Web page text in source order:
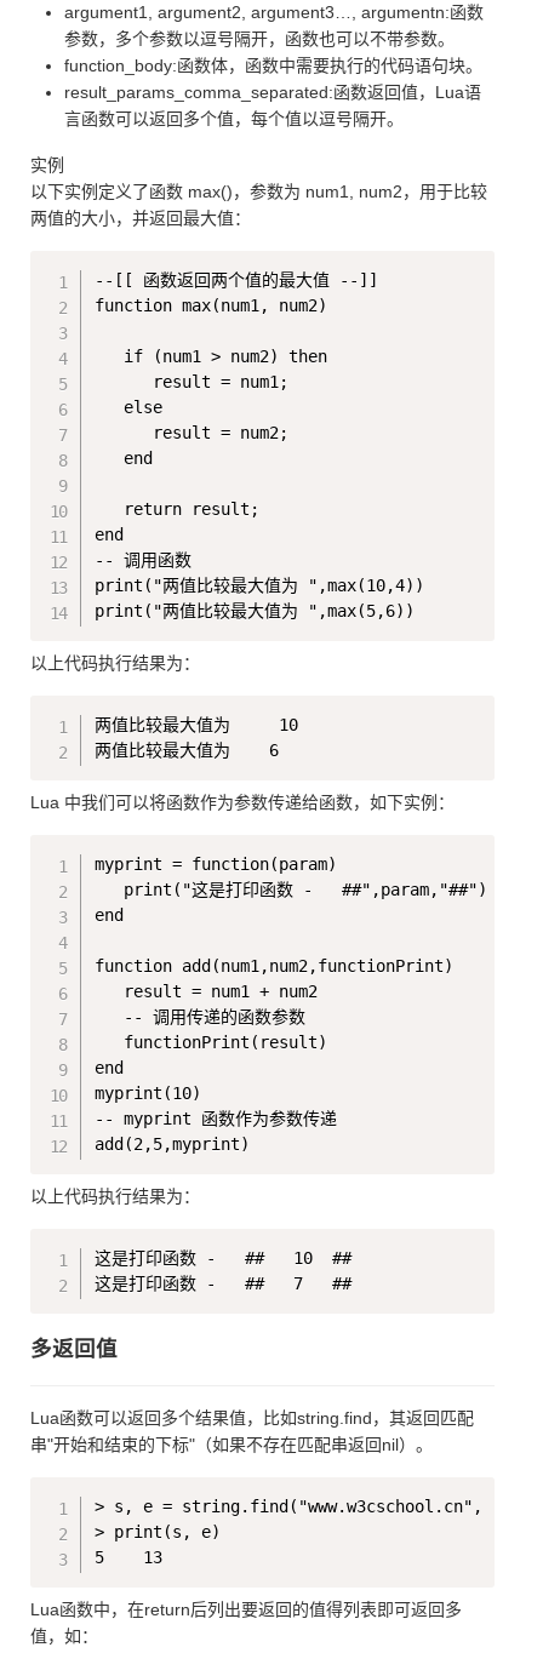
argument1, argument2, argument3…, argumentn:函数
参数，多个参数以逗号隔开，函数也可以不带参数。
function_body:函数体，函数中需要执行的代码语句块。
result_params_comma_separated:函数返回值，Lua语
言函数可以返回多个值，每个值以逗号隔开。
实例
以下实例定义了函数 max()，参数为 num1, num2，用于比较
两值的大小，并返回最大值：
--[[ 函数返回两个值的最大值 --]]
function max(num1, num2)
   if (num1 > num2) then
      result = num1;
   else
      result = num2;
   end
   return result;
end
-- 调用函数
print("两值比较最大值为 ",max(10,4))
以上代码执行结果为：
两值比较最大值为     10
Lua 中我们可以将函数作为参数传递给函数，如下实例：
myprint = function(param)
   print("这是打印函数 -   ##",param,"##")
end
function add(num1,num2,functionPrint)
   result = num1 + num2
   -- 调用传递的函数参数
   functionPrint(result)
end
myprint(10)
-- myprint 函数作为参数传递
以上代码执行结果为：
这是打印函数 -   ##   10  ##
这是打印函数 -   ##   7   ##
多返回值
Lua函数可以返回多个结果值，比如string.find，其返回匹配
串"开始和结束的下标"（如果不存在匹配串返回nil）。
> s, e = string.find("www.w3cschool.cn",
> print(s, e)
Lua函数中，在return后列出要返回的值得列表即可返回多
值，如：